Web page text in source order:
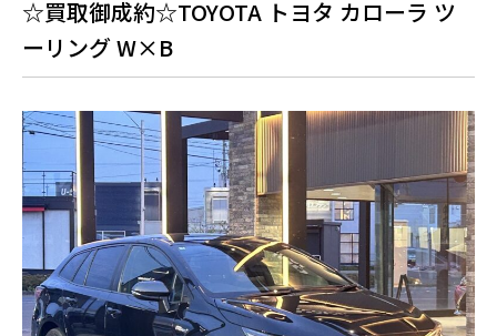
☆買取御成約☆TOYOTA トヨタ カローラ ツ
ーリング W×B